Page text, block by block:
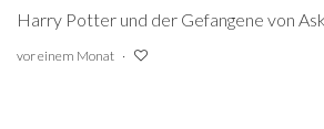
Harry Potter und der Gefangene von
vor einem Monat